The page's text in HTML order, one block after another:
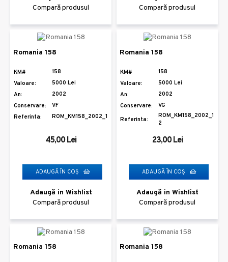
Compară produsul
Compară produsul
Romania 158
KM#
158
Valoare:
5000 Lei
An:
2002
Conservare:
VF
Referinta:
ROM_KM158_2002_1
45,00 Lei
ADAUGĂ ÎN COŞ
Adaugă in Wishlist
Compară produsul
Romania 158
KM#
158
Valoare:
5000 Lei
An:
2002
Conservare:
VG
Referinta:
ROM_KM158_2002_1
2
23,00 Lei
ADAUGĂ ÎN COŞ
Adaugă in Wishlist
Compară produsul
Romania 158 Romania 158